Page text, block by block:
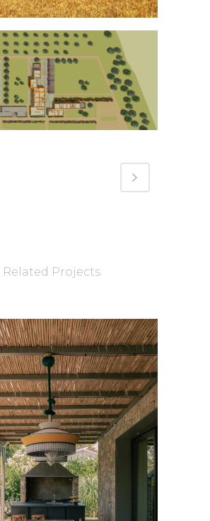
Related Projects